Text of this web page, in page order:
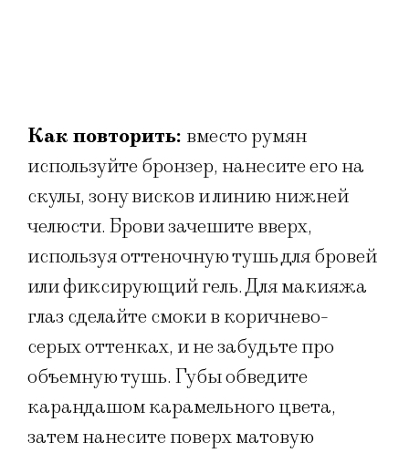
Как повторить: вместо румян
используйте бронзер, нанесите его на
скулы, зону висков и линию нижней
челюсти. Брови зачешите вверх,
используя оттеночную тушь для бровей
или фиксирующий гель. Для макияжа
глаз сделайте смоки в коричнево-
серых оттенках, и не забудьте про
объемную тушь. Губы обведите
карандашом карамельного цвета,
затем нанесите поверх матовую